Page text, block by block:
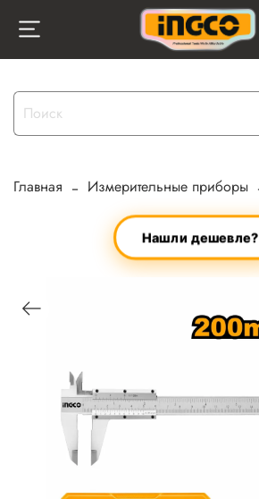
Главная Измерительные приборы
Нашли дешевле?